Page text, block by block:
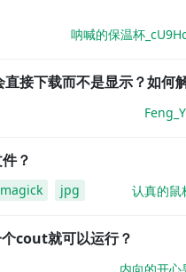
呐喊的保温杯
接下载而不是显示？如何
？
jpg 认真的鼠
cout就可以运行？
内向的开心